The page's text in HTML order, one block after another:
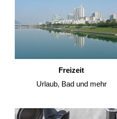
Freizeit
Urlaub, Bad und mehr